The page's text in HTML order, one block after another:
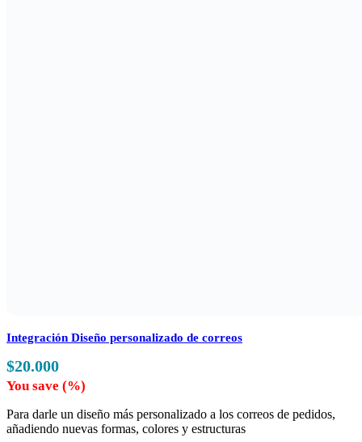
Integración Diseño personalizado de correos
$20.000
You save (%)
Para darle un diseño más personalizado a los correos de pedidos,
añadiendo nuevas formas, colores y estructuras